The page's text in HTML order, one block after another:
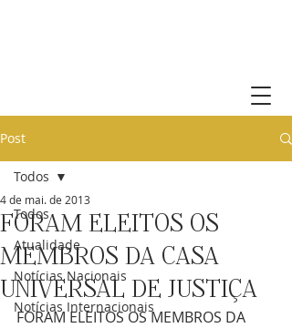
Post
Todos
Atualidade
Notícias Nacionais
Notícias Internacionais
Todos
FORAM ELEITOS OS
MEMBROS DA CASA
UNIVERSAL DE JUSTIÇA
4 de mai. de 2013
FORAM ELEITOS OS MEMBROS DA